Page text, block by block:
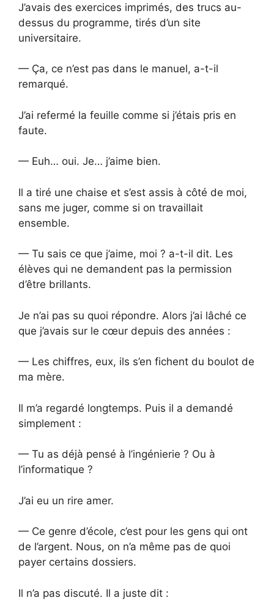
J’avais des exercices imprimés, des trucs au-
dessus du programme, tirés d’un site
universitaire.
— Ça, ce n’est pas dans le manuel, a-t-il
remarqué.
J’ai refermé la feuille comme si j’étais pris en
faute.
— Euh… oui. Je… j’aime bien.
Il a tiré une chaise et s’est assis à côté de moi,
sans me juger, comme si on travaillait
ensemble.
— Tu sais ce que j’aime, moi ? a-t-il dit. Les
élèves qui ne demandent pas la permission
d’être brillants.
Je n’ai pas su quoi répondre. Alors j’ai lâché ce
que j’avais sur le cœur depuis des années :
— Les chiffres, eux, ils s’en fichent du boulot de
ma mère.
Il m’a regardé longtemps. Puis il a demandé
simplement :
— Tu as déjà pensé à l’ingénierie ? Ou à
l’informatique ?
J’ai eu un rire amer.
— Ce genre d’école, c’est pour les gens qui ont
de l’argent. Nous, on n’a même pas de quoi
payer certains dossiers.
Il n’a pas discuté. Il a juste dit :